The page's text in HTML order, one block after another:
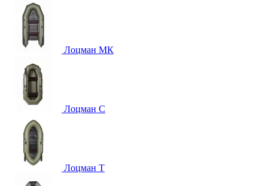
Лоцман МК
Лоцман С
Лоцман Т